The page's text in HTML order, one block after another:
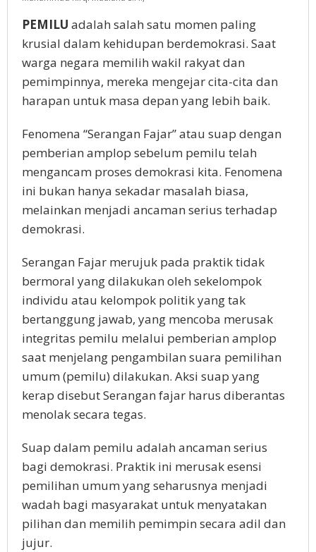
PEMILU adalah salah satu momen paling
krusial dalam kehidupan berdemokrasi. Saat
warga negara memilih wakil rakyat dan
pemimpinnya, mereka mengejar cita-cita dan
harapan untuk masa depan yang lebih baik.
Fenomena “Serangan Fajar” atau suap dengan
pemberian amplop sebelum pemilu telah
mengancam proses demokrasi kita. Fenomena
ini bukan hanya sekadar masalah biasa,
melainkan menjadi ancaman serius terhadap
demokrasi.
Serangan Fajar merujuk pada praktik tidak
bermoral yang dilakukan oleh sekelompok
individu atau kelompok politik yang tak
bertanggung jawab, yang mencoba merusak
integritas pemilu melalui pemberian amplop
saat menjelang pengambilan suara pemilihan
umum (pemilu) dilakukan. Aksi suap yang
kerap disebut Serangan fajar harus diberantas
menolak secara tegas.
Suap dalam pemilu adalah ancaman serius
bagi demokrasi. Praktik ini merusak esensi
pemilihan umum yang seharusnya menjadi
wadah bagi masyarakat untuk menyatakan
pilihan dan memilih pemimpin secara adil dan
jujur.